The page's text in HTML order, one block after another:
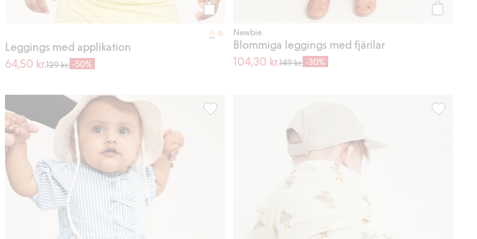
Köp
Leggings med applikation
64,50 kr.129 kr. -50%
Newbie
Blommiga leggings med fjärilar
104,30 kr.149 kr. -30%
med volanger, Lägg till i favoriter